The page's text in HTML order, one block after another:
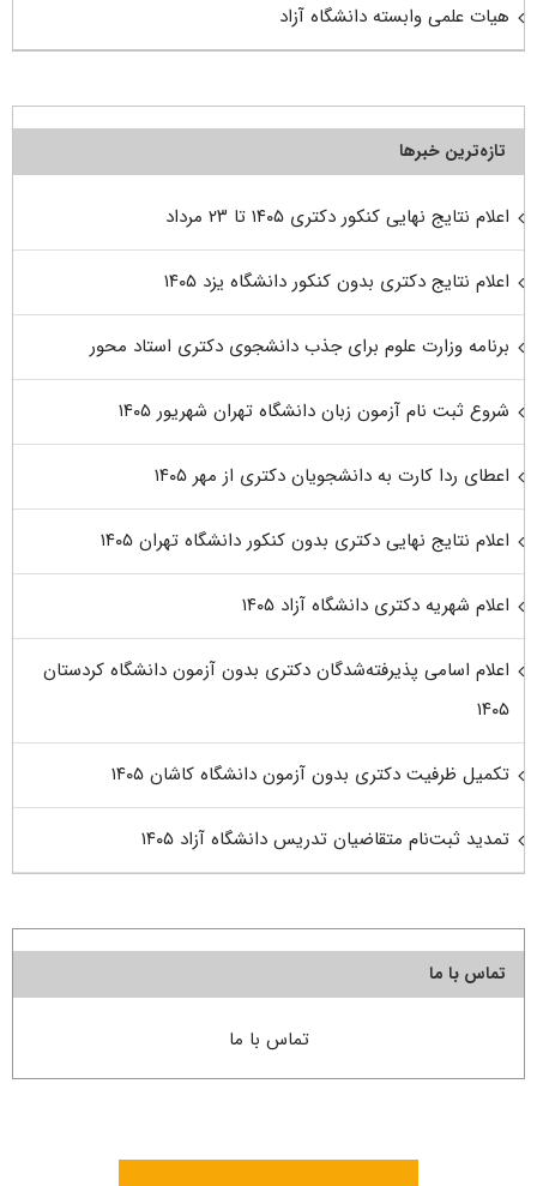
هیات علمی وابسته دانشگاه آزاد
تازه‌ترین خبرها
اعلام نتایج نهایی کنکور دکتری ۱۴۰۵ تا ۲۳ مرداد
اعلام نتایج دکتری بدون کنکور دانشگاه یزد ۱۴۰۵
برنامه وزارت علوم برای جذب دانشجوی دکتری استاد محور
شروع ثبت نام آزمون زبان دانشگاه تهران شهریور ۱۴۰۵
اعطای ردا کارت به دانشجویان دکتری از مهر ۱۴۰۵
اعلام نتایج نهایی دکتری بدون کنکور دانشگاه تهران ۱۴۰۵
اعلام شهریه دکتری دانشگاه آزاد ۱۴۰۵
اعلام اسامی پذیرفته‌شدگان دکتری بدون آزمون دانشگاه کردستان
۱۴۰۵
تکمیل ظرفیت دکتری بدون آزمون دانشگاه کاشان ۱۴۰۵
تمدید ثبت‌نام متقاضیان تدریس دانشگاه آزاد ۱۴۰۵
تماس با ما
تماس با ما